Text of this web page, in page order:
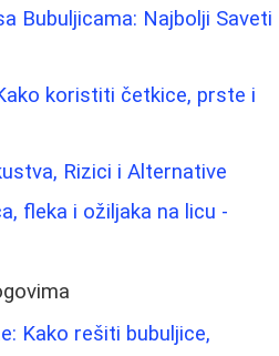
Bubuljicama: Najbolji Saveti
koristiti četkice, prste i
Rizici i Alternative
fleka i ožiljaka na licu -
Kako rešiti bubuljice,